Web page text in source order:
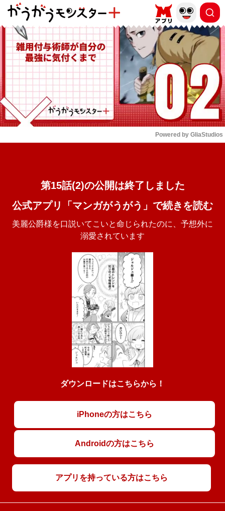
もっと読む
Powered by GliaStudios
第15話(2)の公開は終了しました
公式アプリ「マンガがうがう」で続きを読む
美麗公爵様を口説いてこいと命じられたのに、予想外に
溺愛されています
ダウンロードはこちらから！
iPhoneの方はこちら
Androidの方はこちら
アプリを持っている方はこちら